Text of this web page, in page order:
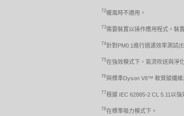
72暖風時不適用。
73需要裝置以操作應用程式。裝
74針對PM0.1進行過濾效率測試
75在強效模式下，氣流吹送與淨
76與標準Dyson V8™ 軟質碳纖維
77根據 IEC 62885-2 CL 5.11以強
78在標準吸力模式下。